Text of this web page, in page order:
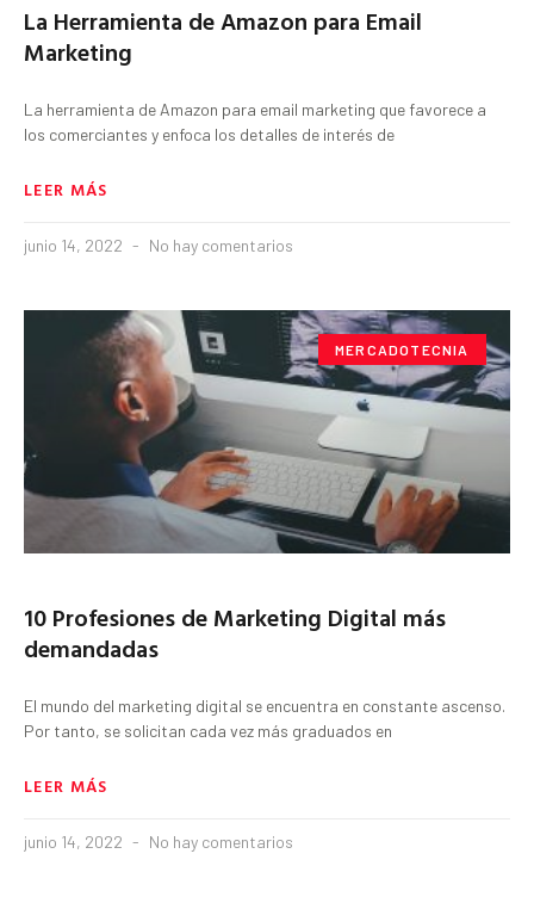
La Herramienta de Amazon para Email
Marketing
La herramienta de Amazon para email marketing que favorece a
los comerciantes y enfoca los detalles de interés de
LEER MÁS
junio 14, 2022 No hay comentarios
MERCADOTECNIA
10 Profesiones de Marketing Digital más
demandadas
El mundo del marketing digital se encuentra en constante ascenso.
Por tanto, se solicitan cada vez más graduados en
LEER MÁS
junio 14, 2022 No hay comentarios